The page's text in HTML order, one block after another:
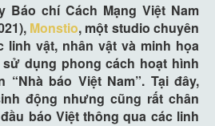
Báo chí Cách Mạng Việt Nam
Monstio, một studio chuyên
linh vật, nhân vật và minh họa
dụng phong cách hoạt hình
báo Việt Nam”. Tại đây,
động nhưng cũng rất chân
báo Việt thông qua các linh